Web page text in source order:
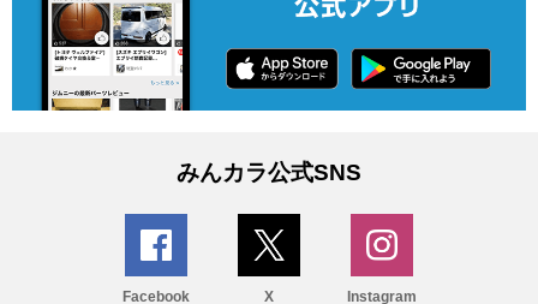
みんカラ公式SNS
Facebook X Instagram